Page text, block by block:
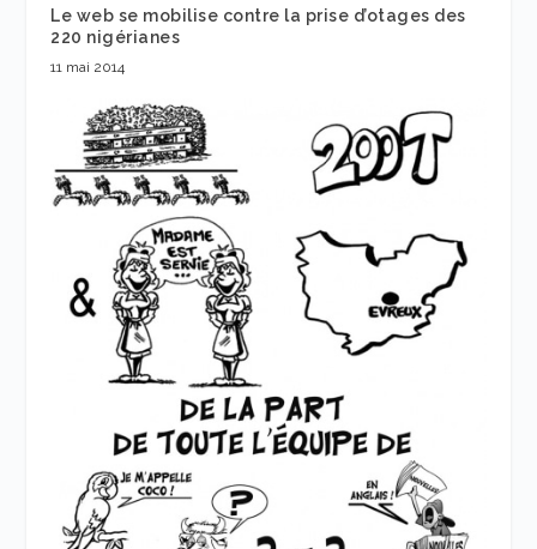
Le web se mobilise contre la prise d’otages des
220 nigérianes
11 mai 2014